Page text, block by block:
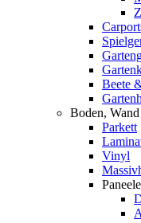
Beete
Boden,
Parkett
Vinyl
Paneele